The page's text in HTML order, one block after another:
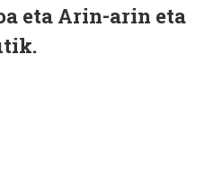
eta Arin-arin eta